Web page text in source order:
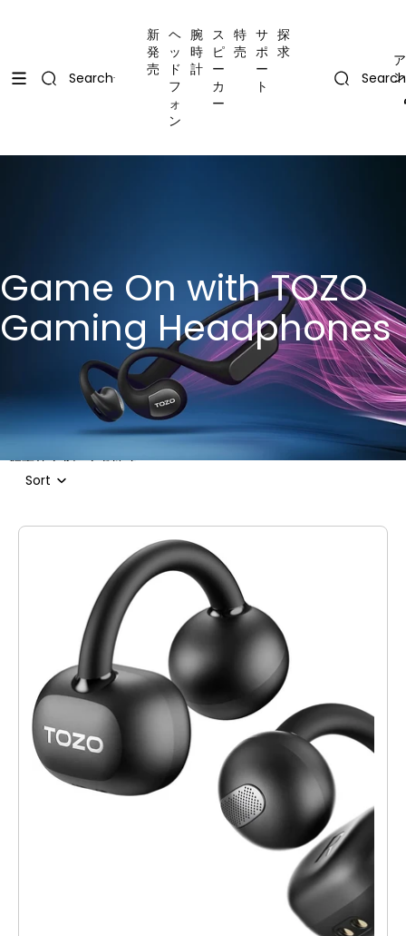
Search
新
発
売
ヘ
ッ
ド
フ
ォ
ン
腕
時
計
ス
ピ
ー
カ
ー
特
売
サ
ポ
ー
ト
探
求
Search
Game On with TOZO
Gaming Headphones
結果リストにスキップ
Sort